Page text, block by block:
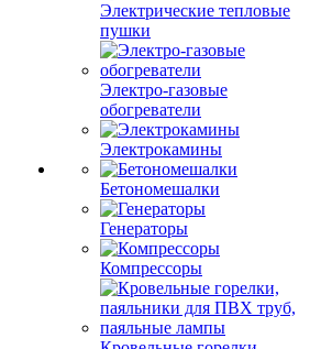
Электрические тепловые
пушки
Электро-газовые
обогреватели
Электрокамины
Бетономешалки
Генераторы
Компрессоры